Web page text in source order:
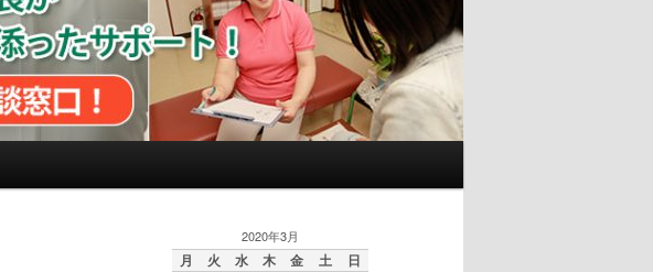
2020年3月
月 火 水 木 金 土 日